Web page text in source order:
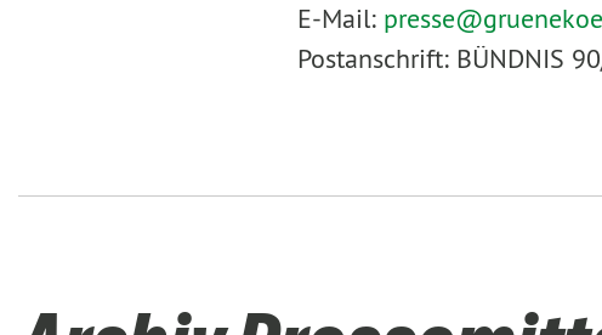
E-Mail: presse@
Postanschrift: BÜNDNIS